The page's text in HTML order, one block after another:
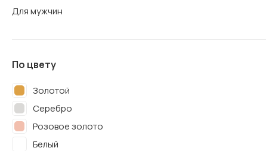
Для мужчин
По цвету
Золотой
Серебро
Розовое золото
Белый